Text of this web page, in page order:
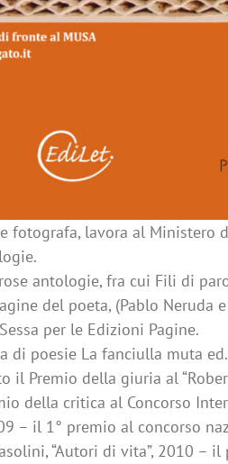
fotografa, lavora al Ministero
antologie, fra cui Fili di
del poeta, (Pablo Neruda
per le Edizioni Pagine.
di poesie La fanciulla muta
il Premio della giuria al
della critica al Concorso
– il 1° premio al concorso
“Autori di vita”, 2010 – il